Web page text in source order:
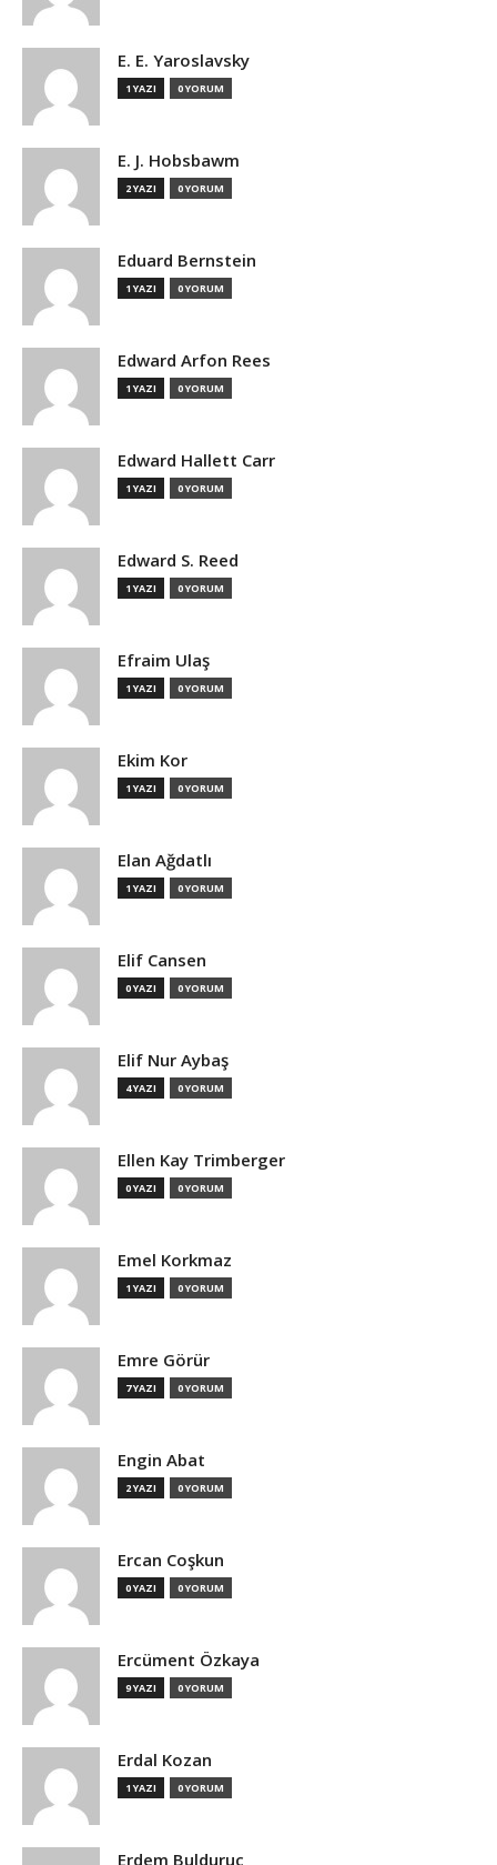
E. E. Yaroslavsky
1 YAZI 0 YORUM
E. J. Hobsbawm
2 YAZI 0 YORUM
Eduard Bernstein
1 YAZI 0 YORUM
Edward Arfon Rees
1 YAZI 0 YORUM
Edward Hallett Carr
1 YAZI 0 YORUM
Edward S. Reed
1 YAZI 0 YORUM
Efraim Ulaş
1 YAZI 0 YORUM
Ekim Kor
1 YAZI 0 YORUM
Elan Ağdatlı
1 YAZI 0 YORUM
Elif Cansen
0 YAZI 0 YORUM
Elif Nur Aybaş
4 YAZI 0 YORUM
Ellen Kay Trimberger
0 YAZI 0 YORUM
Emel Korkmaz
1 YAZI 0 YORUM
Emre Görür
7 YAZI 0 YORUM
Engin Abat
2 YAZI 0 YORUM
Ercan Coşkun
0 YAZI 0 YORUM
Ercüment Özkaya
9 YAZI 0 YORUM
Erdal Kozan
1 YAZI 0 YORUM
Erdem Bulduruç